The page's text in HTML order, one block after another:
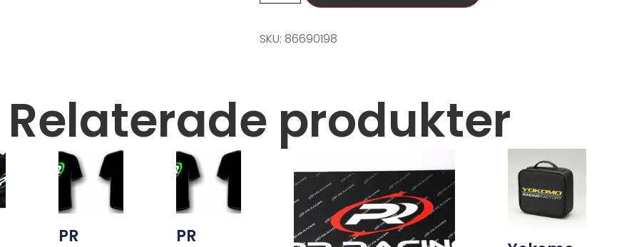
SKU: 86690198
Relaterade produkter
PR
PR